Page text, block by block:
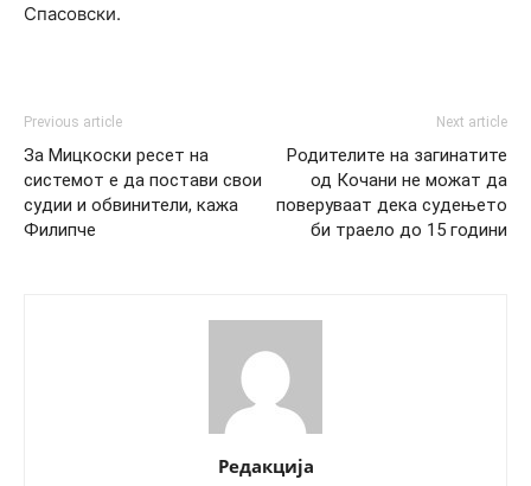
Спасовски.
Previous article
За Мицкоски ресет на
системот е да постави свои
судии и обвинители, кажа
Филипче
Next article
Родителите на загинатите
од Кочани не можат да
поверуваат дека судењето
би траело до 15 години
Редакција